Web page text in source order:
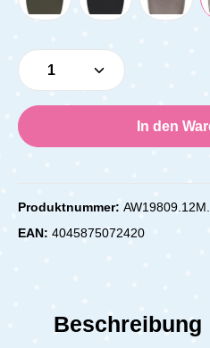
Produkt Anzahl: Gib
In den
Produktnummer:
EAN: 4045875072420
Beschreibung